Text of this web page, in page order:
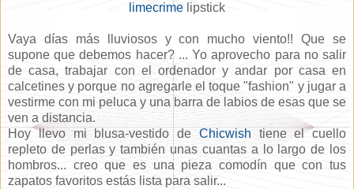
limecrime lipstick
Vaya días más lluviosos y con mucho viento!! Que se
supone que debemos hacer? ... Yo aprovecho para no salir
de casa, trabajar con el ordenador y andar por casa en
calcetines y porque no agregarle el toque "fashion" y jugar a
vestirme con mi peluca y una barra de labios de esas que se
ven a distancia.
Hoy llevo mi blusa-vestido de Chicwish tiene el cuello
repleto de perlas y también unas cuantas a lo largo de los
hombros... creo que es una pieza comodín que con tus
zapatos favoritos estás lista para salir...